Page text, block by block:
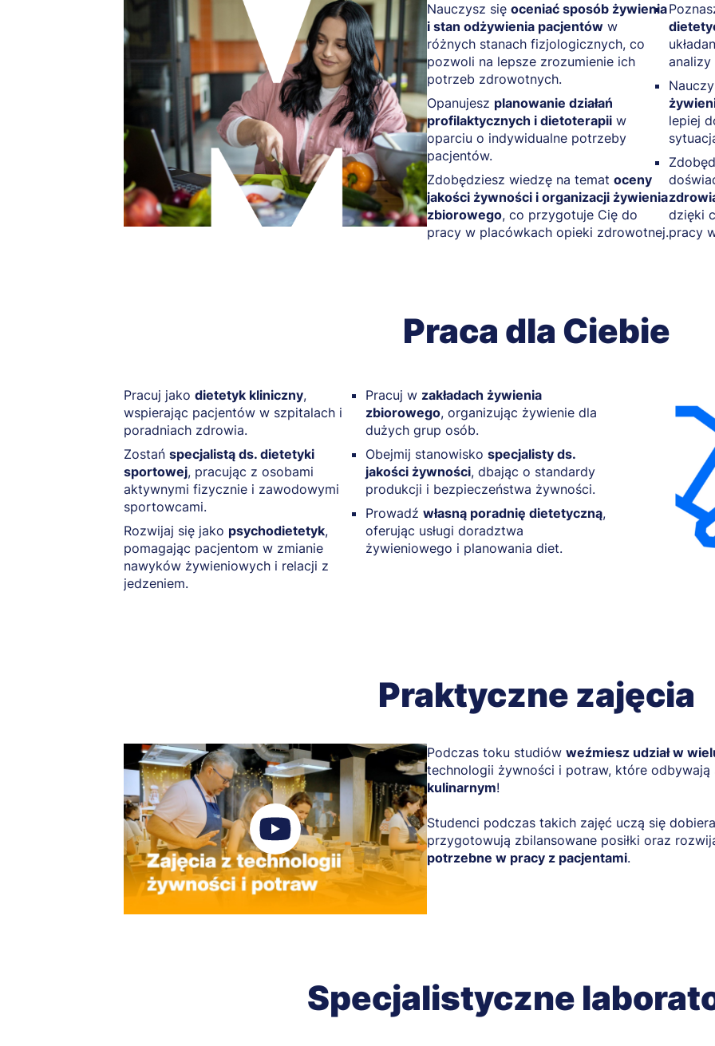
Nauczysz się oceniać sposób żywienia
i stan odżywienia pacjentów w
różnych stanach fizjologicznych, co
pozwoli na lepsze zrozumienie ich
potrzeb zdrowotnych.
Opanujesz planowanie działań
profilaktycznych i dietoterapii w
oparciu o indywidualne potrzeby
pacjentów.
Zdobędziesz wiedzę na temat oceny
jakości żywności i organizacji żywienia
zbiorowego, co przygotuje Cię do
pracy w placówkach opieki zdrowotnej.
analizy
lepiej
dzięki
pracy
Praca dla Ciebie
Pracuj jako dietetyk kliniczny,
wspierając pacjentów w szpitalach i
poradniach zdrowia.
Zostań specjalistą ds. dietetyki
sportowej, pracując z osobami
aktywnymi fizycznie i zawodowymi
sportowcami.
Rozwijaj się jako psychodietetyk,
pomagając pacjentom w zmianie
nawyków żywieniowych i relacji z
jedzeniem.
Pracuj w zakładach żywienia
zbiorowego, organizując żywienie dla
dużych grup osób.
Obejmij stanowisko specjalisty ds.
jakości żywności, dbając o standardy
produkcji i bezpieczeństwa żywności.
Prowadź własną poradnię dietetyczną,
oferując usługi doradztwa
żywieniowego i planowania diet.
Praktyczne zajęcia
Podczas toku studiów weźmiesz udział w
technologii żywności i potraw, które
kulinarnym!
Studenci podczas takich zajęć uczą się
przygotowują zbilansowane posiłki oraz
potrzebne w pracy z pacjentami.
Specjalistyczne